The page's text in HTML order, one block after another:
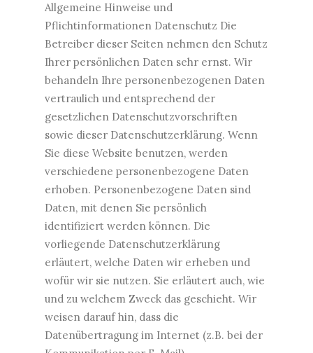
Allgemeine Hinweise und
Pflichtinformationen Datenschutz Die
Betreiber dieser Seiten nehmen den Schutz
Ihrer persönlichen Daten sehr ernst. Wir
behandeln Ihre personenbezogenen Daten
vertraulich und entsprechend der
gesetzlichen Datenschutzvorschriften
sowie dieser Datenschutzerklärung. Wenn
Sie diese Website benutzen, werden
verschiedene personenbezogene Daten
erhoben. Personenbezogene Daten sind
Daten, mit denen Sie persönlich
identifiziert werden können. Die
vorliegende Datenschutzerklärung
erläutert, welche Daten wir erheben und
wofür wir sie nutzen. Sie erläutert auch, wie
und zu welchem Zweck das geschieht. Wir
weisen darauf hin, dass die
Datenübertragung im Internet (z.B. bei der